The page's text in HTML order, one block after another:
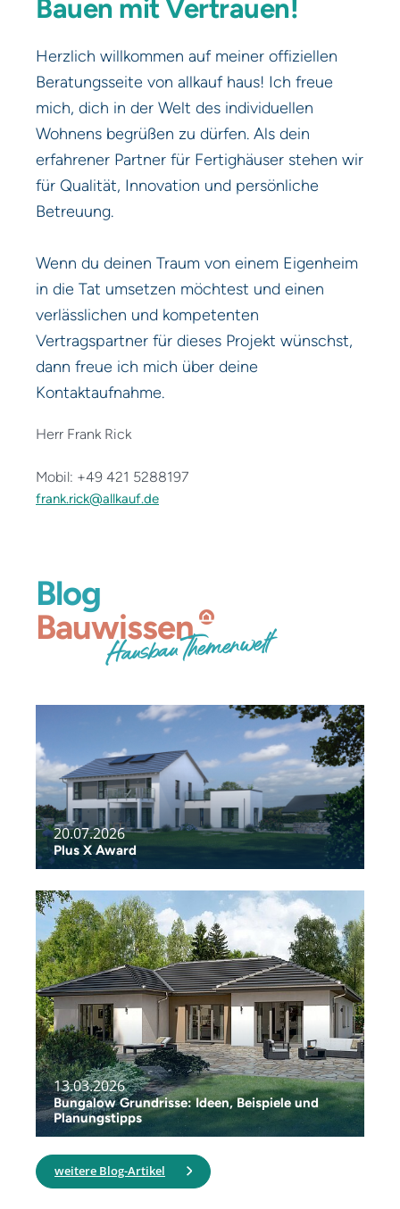
Bauen mit Vertrauen!
Herzlich willkommen auf meiner offiziellen
Beratungsseite von allkauf haus! Ich freue
mich, dich in der Welt des individuellen
Wohnens begrüßen zu dürfen. Als dein
erfahrener Partner für Fertighäuser stehen wir
für Qualität, Innovation und persönliche
Betreuung.
Wenn du deinen Traum von einem Eigenheim
in die Tat umsetzen möchtest und einen
verlässlichen und kompetenten
Vertragspartner für dieses Projekt wünschst,
dann freue ich mich über deine
Kontaktaufnahme.
Herr Frank Rick
Mobil: +49 421 5288197
frank.rick@allkauf.de
Blog
Bauwissen
Hausbau Themenwelt
20.07.2026
Plus X Award
13.03.2026
Bungalow Grundrisse: Ideen, Beispiele und
Planungstipps
weitere Blog-Artikel